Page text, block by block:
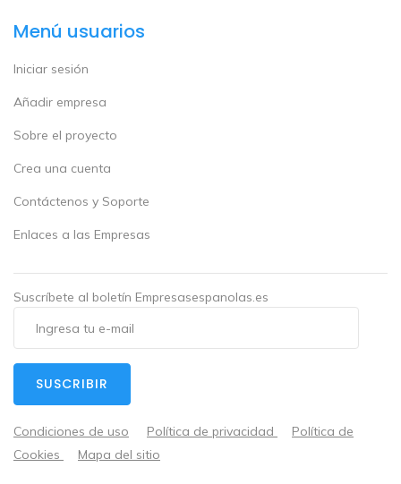
Menú usuarios
Iniciar sesión
Añadir empresa
Sobre el proyecto
Crea una cuenta
Contáctenos y Soporte
Enlaces a las Empresas
Suscríbete al boletín Empresasespanolas.es
Condiciones de uso Política de privacidad
Política de
Cookies
Mapa del sitio
SUSCRIBIR